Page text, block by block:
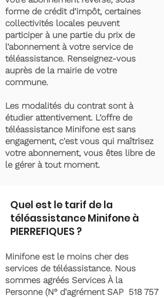
forme de crédit d’impôt, certaines
collectivités locales peuvent
participer à une partie du prix de
l’abonnement à votre service de
téléassistance. Renseignez-vous
auprès de la mairie de votre
commune.
Les modalités du contrat sont à
étudier attentivement. L’offre de
téléassistance Minifone est sans
engagement, c'est vous qui maîtrisez
votre abonnement, vous êtes libre de
le gérer à tout moment.
Quel est le tarif de la
téléassistance Minifone à
PIERREFIQUES ?
Minifone est le moins cher des
services de téléassistance. Nous
sommes agréés Services À la
Personne (N° d'agrément SAP 518 757